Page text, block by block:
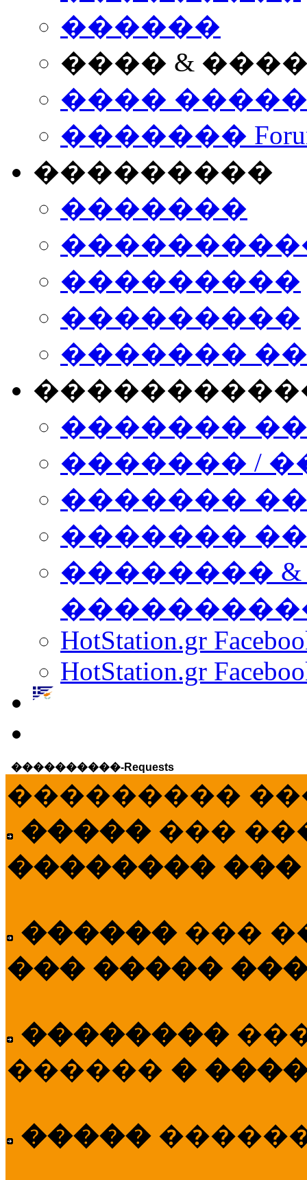
������
���� &
����
�������
���������
�������
���������
���������
�������
�������
������� /
�������
������� ���
��������
HotStation.gr
HotStation.gr
����������-Requests
���������
����� ���
��������
������ ���
��� �����
��������
������ �
�����